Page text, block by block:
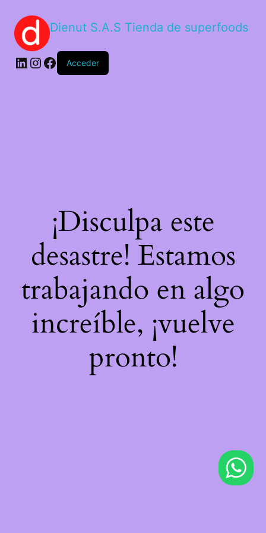
Dienut S.A.S Tienda de superfoods
Acceder
¡Disculpa este
desastre! Estamos
trabajando en algo
increíble, ¡vuelve
pronto!